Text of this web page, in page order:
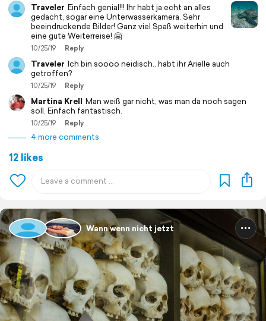
Traveler Einfach genial!!! Ihr habt ja echt an alles
gedacht, sogar eine Unterwasserkamera. Sehr
beeindruckende Bilder! Ganz viel Spaß weiterhin und
eine gute Weiterreise! 🤗
10/25/19 Reply
Traveler Ich bin soooo neidisch...habt ihr Arielle auch
getroffen?
10/25/19 Reply
Martina Krell Man weiß gar nicht, was man da noch sagen
soll. Einfach fantastisch.
10/25/19 Reply
4 more comments
12 likes
Wann wenn nicht jetzt